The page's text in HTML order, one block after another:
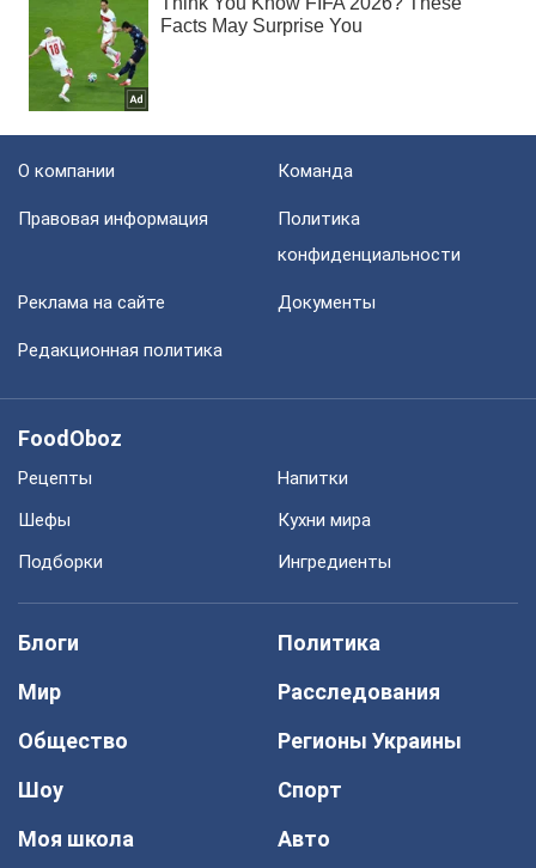
О компании Команда
Правовая информация
Политика
конфиденциальности
Реклама на сайте Документы
Редакционная политика
FoodOboz
Рецепты
Напитки
Шефы
Кухни мира
Подборки
Ингредиенты
Блоги
Политика
Мир
Расследования
Общество
Регионы Украины
Шоу
Спорт
Моя школа
Авто